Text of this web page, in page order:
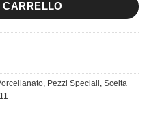
, Pezzi Speciali, Scelta